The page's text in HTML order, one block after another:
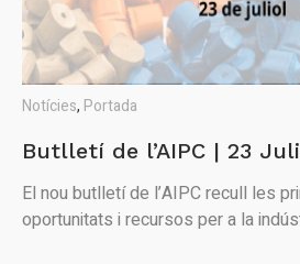
Notícies, Portada
Butlletí de l’AIPC | 23
El nou butlletí de l’AIPC recull les
oportunitats i recursos per a la